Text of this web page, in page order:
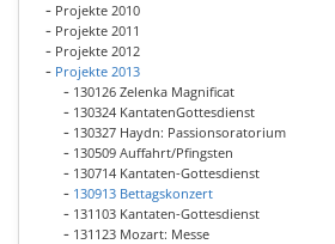
Projekte 2010
Projekte 2011
Projekte 2012
Projekte 2013
130126 Zelenka Magnificat
130324 KantatenGottesdienst
130327 Haydn: Passionsoratorium
130509 Auffahrt/Pfingsten
130714 Kantaten-Gottesdienst
130913 Bettagskonzert
131103 Kantaten-Gottesdienst
131123 Mozart: Messe